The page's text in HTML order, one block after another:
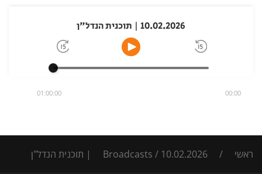
10.02.2026 | תוכנית הנדל"ן
00:00
01:00:00
ראשי /
Broadcasts / 10.02.2026 | תוכנית הנדל"ן